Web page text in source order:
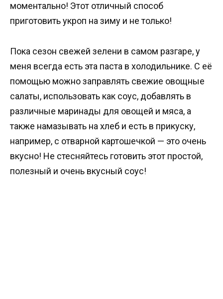
моментально! Этот отличный способ
приготовить укроп на зиму и не только!
Пока сезон свежей зелени в самом разгаре, у
меня всегда есть эта паста в холодильнике. С её
помощью можно заправлять свежие овощные
салаты, использовать как соус, добавлять в
различные маринады для овощей и мяса, а
также намазывать на хлеб и есть в прикуску,
например, с отварной картошечкой — это очень
вкусно! Не стесняйтесь готовить этот простой,
полезный и очень вкусный соус!